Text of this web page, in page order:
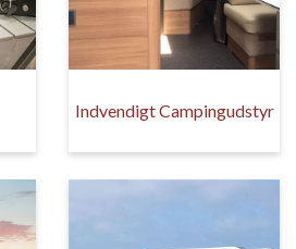
Indvendigt Campingudstyr